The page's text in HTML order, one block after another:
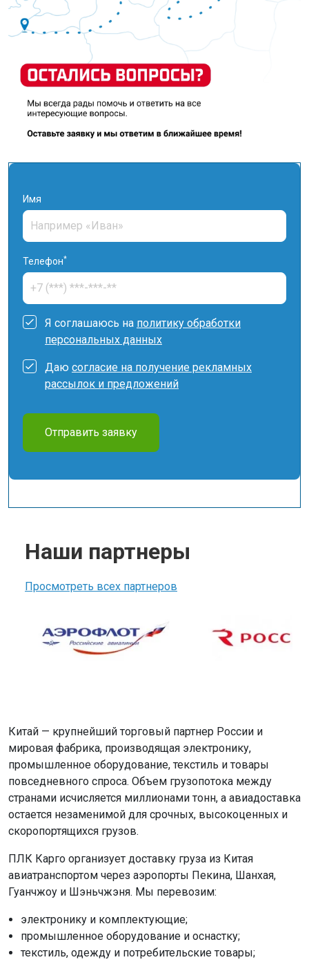
Имя
Телефон*
Я соглашаюсь на политику обработки
персональных данных
Даю согласие на получение рекламных
рассылок и предложений
Отправить заявку
Наши партнеры
Просмотреть всех партнеров
Китай — крупнейший торговый партнер России и
мировая фабрика, производящая электронику,
промышленное оборудование, текстиль и товары
повседневного спроса. Объем грузопотока между
странами исчисляется миллионами тонн, а авиадоставка
остается незаменимой для срочных, высокоценных и
скоропортящихся грузов.
ПЛК Карго организует доставку груза из Китая
авиатранспортом через аэропорты Пекина, Шанхая,
Гуанчжоу и Шэньчжэня. Мы перевозим:
электронику и комплектующие;
промышленное оборудование и оснастку;
текстиль, одежду и потребительские товары;